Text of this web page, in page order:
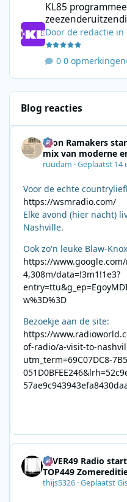
KL85
Doorde redactie in
0 opmerkingen
Blog reacties
Leon Ramakers
mix van moderne
ruudam ·Geplaatst 14
Voor de echte
https://wsmradio.com/
Elke avond (hier nacht)
Nashville.
Ook zo'n leuke Blaw-
https://www.google.com/
4,308m/data=!3m1!1e3?
w%3D%3D
Bezoekje aan de site:
https://
of-radio/a-visit-to-
utm_term=69C07DC8-
4EVER49 Radio
TOP449
thijs5326 ·Geplaatst